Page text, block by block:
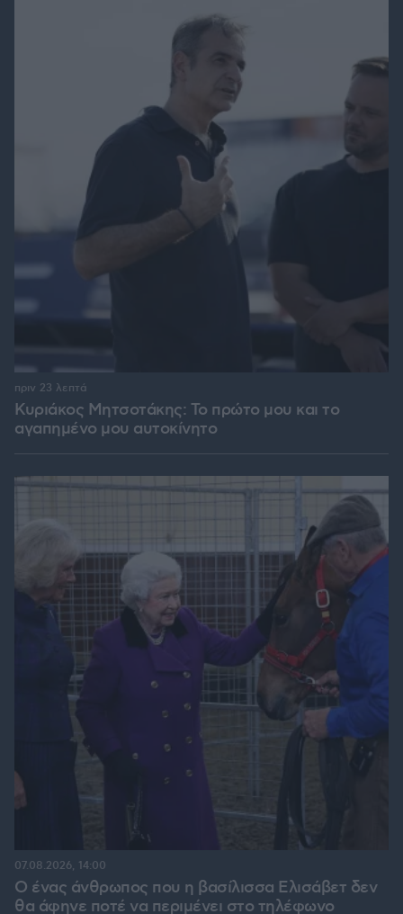
Κυριάκος Μητσοτάκης: Το πρώτο μου και το
αγαπημένο μου αυτοκίνητο
πριν 23 λεπτά
Ο ένας άνθρωπος που η βασίλισσα Ελισάβετ δεν
θα άφηνε ποτέ να περιμένει στο τηλέφωνο
07.08.2026, 14:00